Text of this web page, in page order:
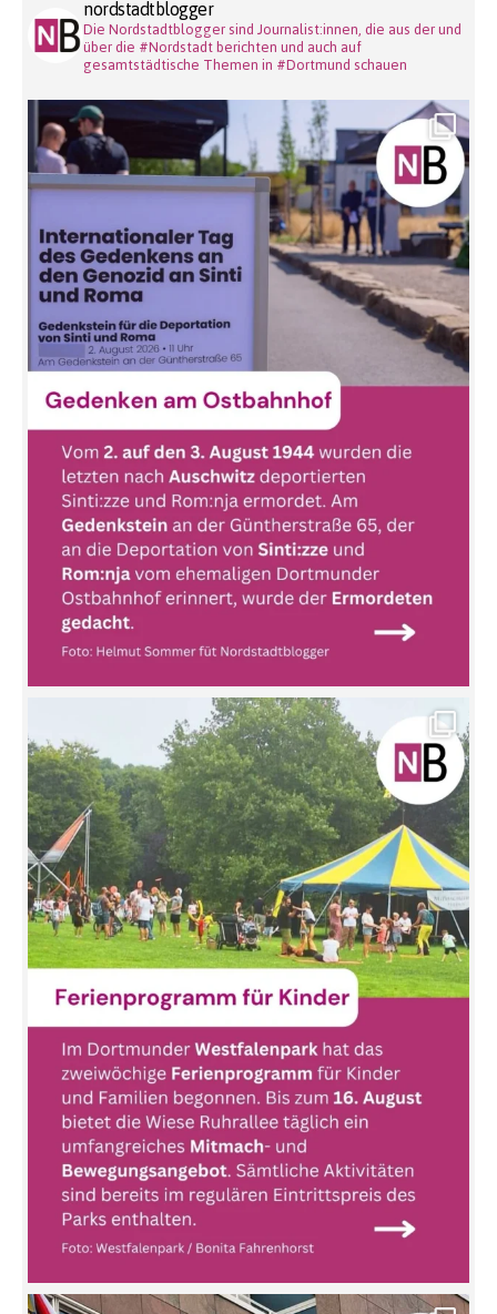
nordstadtblogger
Die Nordstadtblogger sind Journalist:innen, die aus der und
über die #Nordstadt berichten und auch auf
gesamtstädtische Themen in #Dortmund schauen